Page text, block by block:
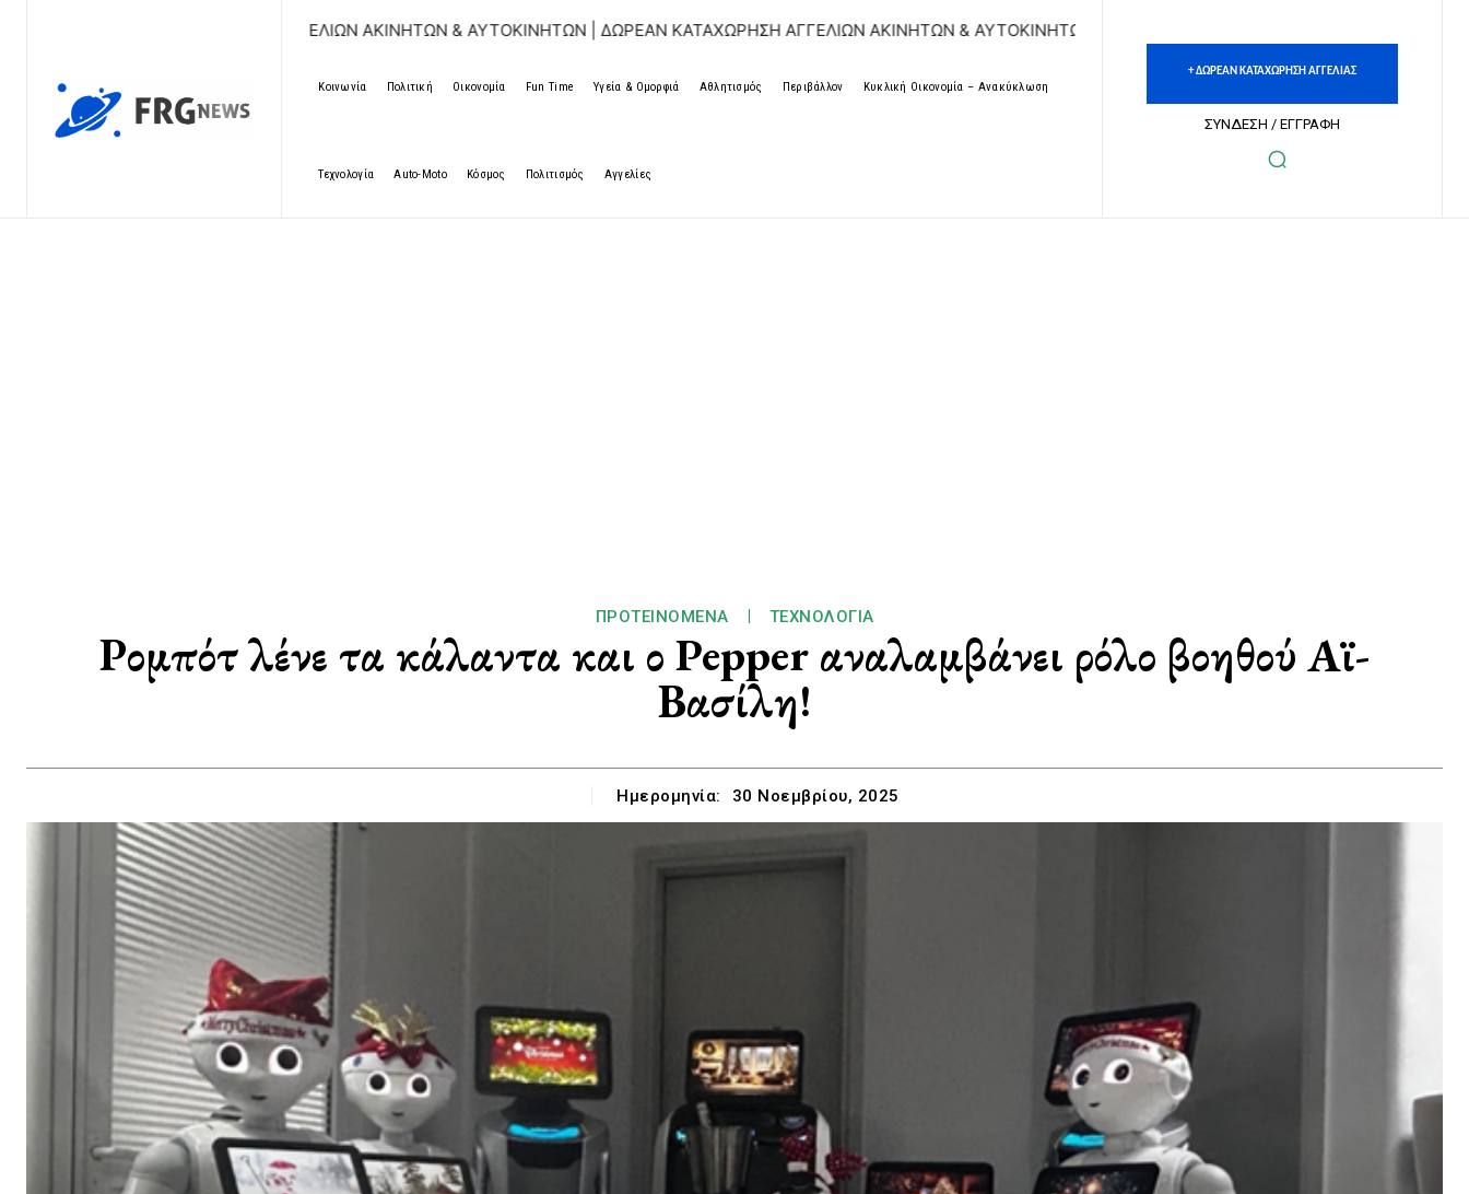
ΚΑΤΑΧΩΡΗΣΗ ΑΓΓΕΛΙΩΝ ΑΚΙΝΗΤΩΝ & ΑΥΤΟΚΙΝΗΤΩΝ | ΔΩΡΕΑΝ ΚΑΤΑΧΩΡΗΣΗ ΑΓΓΕΛΙΩΝ ΑΚΙΝΗΤΩΝ & ΑΥΤΟΚΙΝΗΤΩΝ | ΔΩΡΕΑΝ ΚΑΤΑΧΩΡΗΣΗ ΑΓΓΕΛΙΩΝ ΑΚΙΝΗΤΩΝ &
Κοινωνία Πολιτική Οικονομία Fun Time Υγεία & Ομορφιά Αθλητισμός Περιβάλλον Κυκλική Οικονομία – Ανακύκλωση
Τεχνολογία Auto-Moto Κόσμος Πολιτισμός Αγγελίες
+ ΔΩΡΕΑΝ ΚΑΤΑΧΩΡΗΣΗ ΑΓΓΕΛΙΑΣ
ΣΥΝΔΕΣΗ / ΕΓΓΡΑΦΗ
ΠΡΟΤΕΙΝΌΜΕΝΑ ΤΕΧΝΟΛΟΓΊΑ
Ρομπότ λένε τα κάλαντα και ο Pepper αναλαμβάνει ρόλο βοηθού Αϊ-
Βασίλη!
Ημερομηνία: 30 Νοεμβρίου, 2025